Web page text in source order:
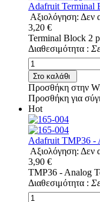
Adafruit Terminal
Αξιολόγηση: Δεν
3,20 €
Terminal Block 2
Διαθεσιμότητα :
Στο καλάθι
Προσθήκη στην
Προσθήκη για
Hot
Adafruit TMP36 -
Αξιολόγηση: Δεν
3,90 €
TMP36 - Analog
Διαθεσιμότητα :